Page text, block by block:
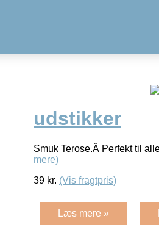
udstikker
Smuk Terose.Â Perfekt til
mere)
39 kr. (Vis fragtpris)
Læs mere »